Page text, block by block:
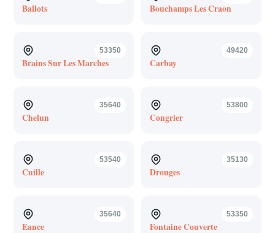
Ballots Bouchamps Les Craon
53350
Brains Sur Les Marches
49420
Carbay
35640
Chelun
53800
Congrier
53540
Cuille
35130
Drouges
35640
Eance
53350
Fontaine Couverte